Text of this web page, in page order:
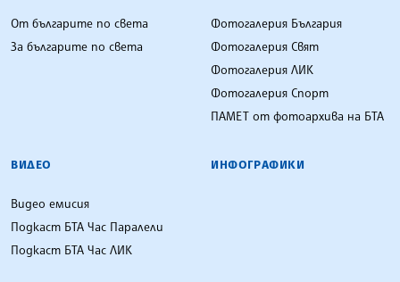
От българите по света
За българите по света
Фотогалерия България
Фотогалерия Свят
Фотогалерия ЛИК
Фотогалерия Спорт
ПАМЕТ от фотоархива на БТА
ВИДЕО
Видео емисия
Подкаст БТА Час Паралели
Подкаст БТА Час ЛИК
ИНФОГРАФИКИ